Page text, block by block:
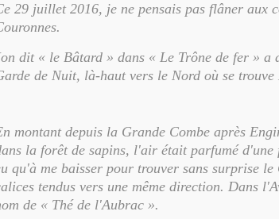
29 juillet 2016, je ne pensais pas flâner aux
dit « le Bâtard » dans « Le Trône de fer » a
de Nuit, là-haut vers le Nord où se trouve
montant depuis la Grande Combe après
la forêt de sapins, l'air était parfumé
qu'à me baisser pour trouver sans surprise
tendus vers une même direction. Dans
de « Thé de l'Aubrac ».